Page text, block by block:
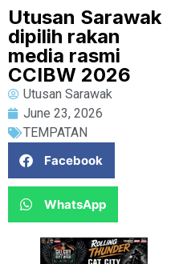
Utusan Sarawak
dipilih rakan
media rasmi
CCIBW 2026
Utusan Sarawak
June 23, 2026
TEMPATAN
Facebook
WhatsApp